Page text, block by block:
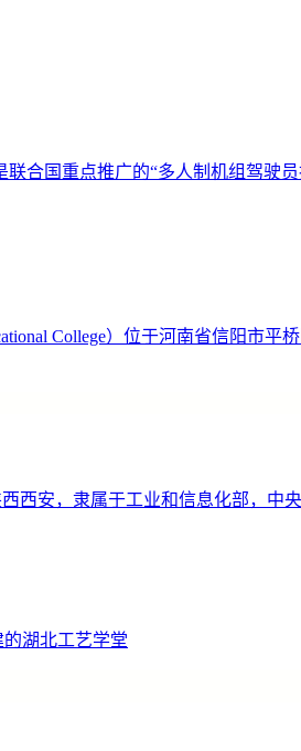
合国重点推广的“多人制机组驾驶
College）位于河南省信阳市
西安，隶属于工业和信息化部，中
湖北工艺学堂